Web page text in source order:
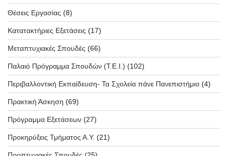
Θέσεις Εργασίας (8)
Κατατακτήριες Εξετάσεις (17)
Μεταπτυχιακές Σπουδές (66)
Παλαιό Πρόγραμμα Σπουδών (T.E.I.) (102)
Περιβαλλοντική Εκπαίδευση- Τα Σχολεία πάνε Πανεπιστήμιο (4)
Πρακτική Άσκηση (69)
Πρόγραμμα Εξετάσεων (27)
Προκηρύξεις Τμήματος Α.Υ. (21)